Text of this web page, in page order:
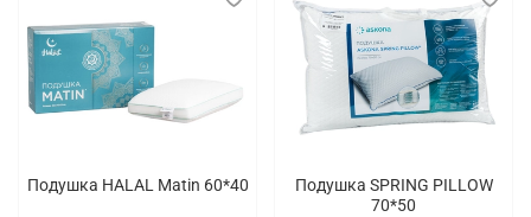
Подушка HALAL Matin 60*40
Подушка SPRING PILLOW
70*50